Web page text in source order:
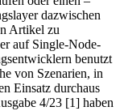
dazwischen
Artikel zu
auf Single-Node-
benutzt
von Szenarien, in
Einsatz durchaus
4/23 [1] haben